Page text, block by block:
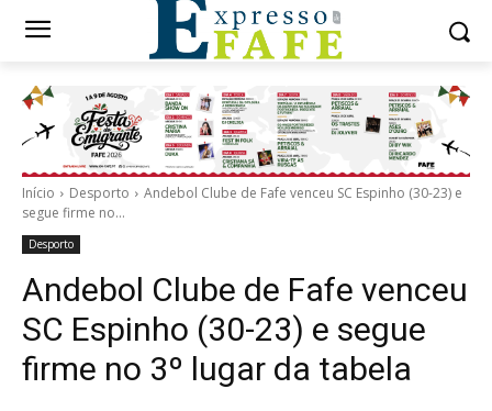
Início Desporto
Andebol Clube de Fafe venceu SC Espinho (30-23) e
segue firme no...
Desporto
Andebol Clube de Fafe venceu
SC Espinho (30-23) e segue
firme no 3º lugar da tabela